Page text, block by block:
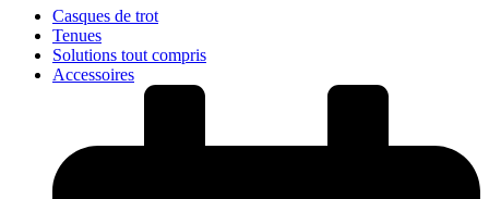
Casques de trot
Tenues
Solutions tout compris
Accessoires